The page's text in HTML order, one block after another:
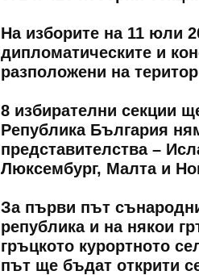
На изборите на 11 юли
дипломатическите и
разположени на
8 избирателни секции
Република България
представителства –
Люксембург, Малта и
За първи път
република и на някои
гръцкото курортното
път ще бъдат открити